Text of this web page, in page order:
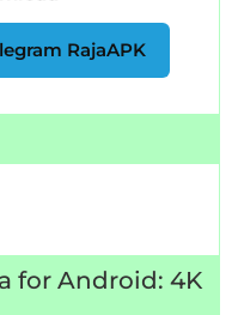
RajaAPK
for Android: 4K